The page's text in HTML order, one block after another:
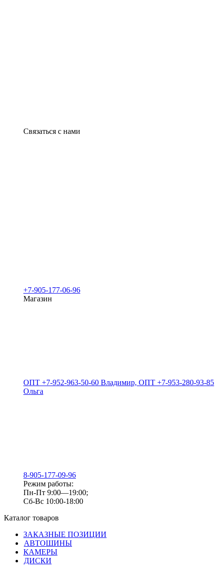
Связаться с нами
+7-905-177-06-96
Магазин
ОПТ +7-952-963-50-60 Владимир, ОПТ +7-953-280-93-85
Ольга
8-905-177-09-96
Режим работы:
Пн-Пт 9:00—19:00;
Сб-Вс 10:00-18:00
Каталог товаров
ЗАКАЗНЫЕ ПОЗИЦИИ
АВТОШИНЫ
КАМЕРЫ
ДИСКИ